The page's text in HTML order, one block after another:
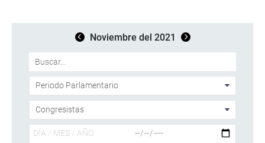
Noviembre del 2021